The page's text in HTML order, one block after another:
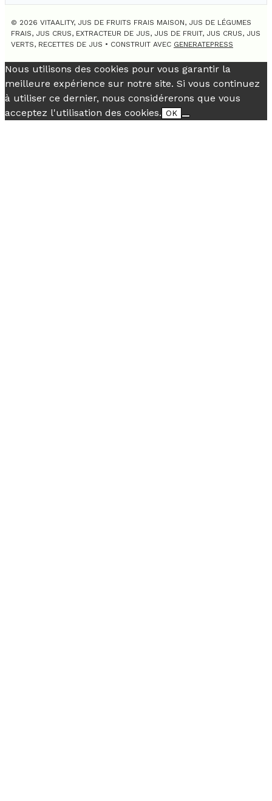
© 2026 VITAALITY, JUS DE FRUITS FRAIS MAISON, JUS DE LÉGUMES
FRAIS, JUS CRUS, EXTRACTEUR DE JUS, JUS DE FRUIT, JUS CRUS, JUS
VERTS, RECETTES DE JUS • CONSTRUIT AVEC GENERATEPRESS
Nous utilisons des cookies pour vous garantir la
meilleure expérience sur notre site. Si vous continuez
à utiliser ce dernier, nous considérerons que vous
acceptez l'utilisation des cookies. OK